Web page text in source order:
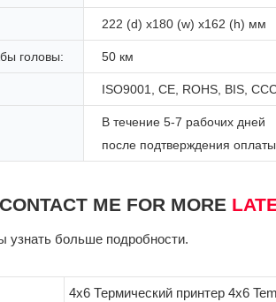
222 (d) x180 (w) x162 (h) мм
головы: 50 км
ISO9001, CE, ROHS, BIS,
В течение 5-7 рабочих дней
после подтверждения оплаты
ME FOR MORE
узнать больше подробности.
4x6 Термический принтер 4x6